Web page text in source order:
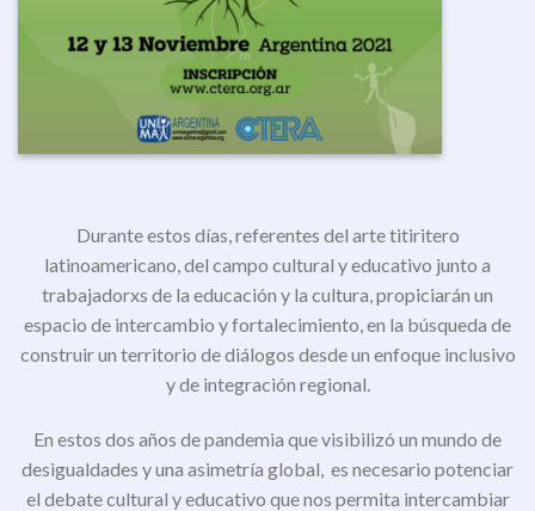
Durante estos días, referentes del arte titiritero
latinoamericano, del campo cultural y educativo junto a
trabajadorxs de la educación y la cultura, propiciarán un
espacio de intercambio y fortalecimiento, en la búsqueda de
construir un territorio de diálogos desde un enfoque inclusivo
y de integración regional.
En estos dos años de pandemia que visibilizó un mundo de
desigualdades y una asimetría global, es necesario potenciar
el debate cultural y educativo que nos permita intercambiar